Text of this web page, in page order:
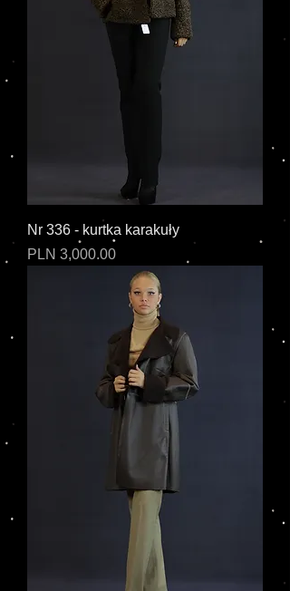
Nr 336 - kurtka karakuły
Cena
PLN 3,000.00